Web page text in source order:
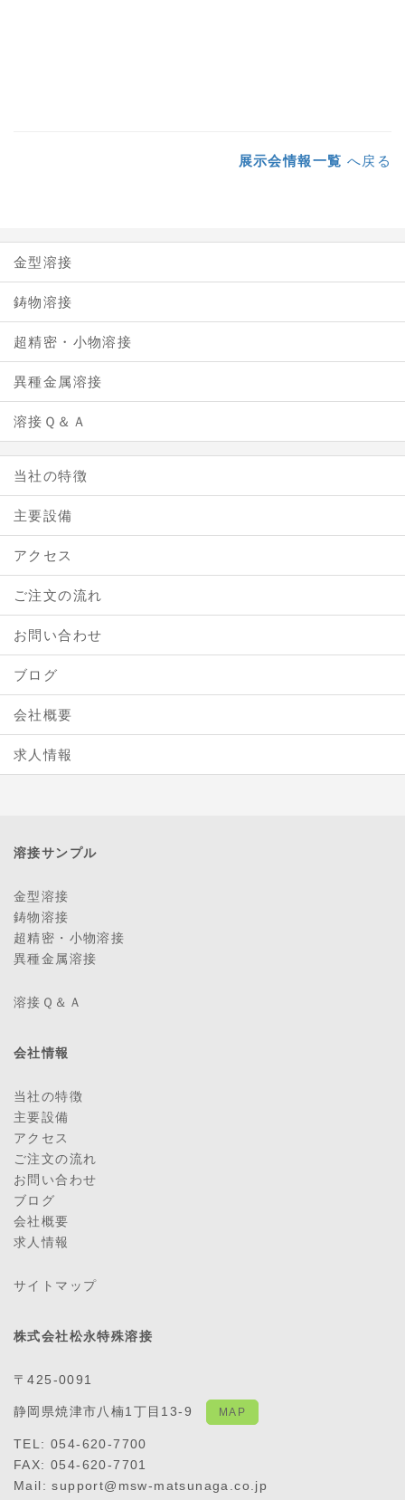
展示会情報一覧 へ戻る
金型溶接
鋳物溶接
超精密・小物溶接
異種金属溶接
溶接Ｑ＆Ａ
当社の特徴
主要設備
アクセス
ご注文の流れ
お問い合わせ
ブログ
会社概要
求人情報
溶接サンプル
金型溶接
鋳物溶接
超精密・小物溶接
異種金属溶接
溶接Ｑ＆Ａ
会社情報
当社の特徴
主要設備
アクセス
ご注文の流れ
お問い合わせ
ブログ
会社概要
求人情報
サイトマップ
株式会社松永特殊溶接
〒425-0091
静岡県焼津市八楠1丁目13-9 MAP
TEL: 054-620-7700
FAX: 054-620-7701
Mail: support@msw-matsunaga.co.jp